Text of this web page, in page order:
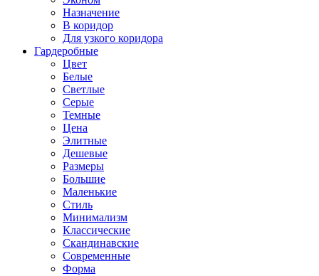
Назначение
В коридор
Для узкого коридора
Гардеробные
Цвет
Белые
Светлые
Серые
Темные
Цена
Элитные
Дешевые
Размеры
Большие
Маленькие
Стиль
Минимализм
Классические
Скандинавские
Современные
Форма